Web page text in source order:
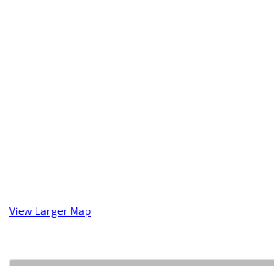
View Larger Map